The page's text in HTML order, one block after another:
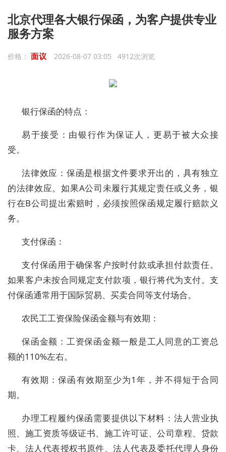
北京代理各大银行保函，为客户提供专业
服务方案
价格： 面议 2026-08-07 03:05 4912次浏览
银行保函的特点：
易于接受：由银行作为保证人，更易于被大众接
受。
法律效应：保函是根据文件要求开出的，具有独立
的法律效应。如果A公司未履行其规定责任或义务，银
行在B公司提出索赔时，必须按照保函规定履行赔款义
务。
支付保函：
支付保函用于确保客户按时付款或承担付款责任。
如果客户未按合同规定支付款项，银行将代为支付。支
付保函通常用于国际贸易、买卖合同等支付场合。
农民工工资保险保函金额与有效期：
保函金额：工资保函金额一般是工人同意的工资总
额的110%左右。
有效期：保函有效期至少为1年，并不得短于合同
期。
办理工程履约保函需要提供以下材料：法人营业执
照、施工资质等级证书、施工许可证、公司章程、贷款
卡、法人代表授权书原件、法人代表及委托代理人身份